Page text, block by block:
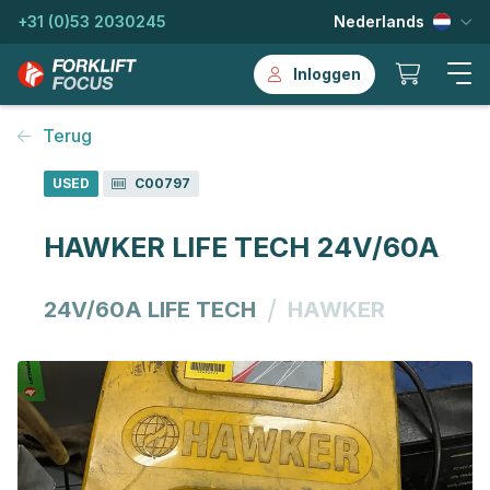
+31 (0)53 2030245 Nederlands
Inloggen
Terug
USED C00797
HAWKER LIFE TECH 24V/60A
24V/60A LIFE TECH / HAWKER